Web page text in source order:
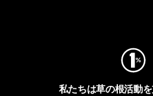
私たちは草の根活動を